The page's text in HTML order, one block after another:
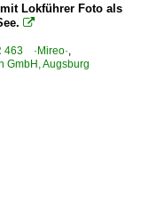
Lokführer Foto als

463 ·Mireo·,
GmbH, Augsburg